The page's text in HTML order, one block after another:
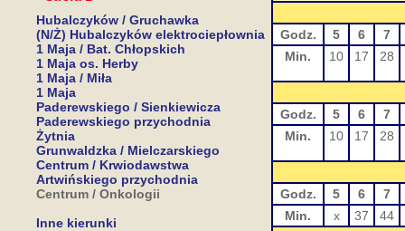
Hubalczyków / Gruchawka
(N/Ż) Hubalczyków elektrociepłownia
1 Maja / Bat. Chłopskich
1 Maja os. Herby
1 Maja / Miła
1 Maja
Paderewskiego / Sienkiewicza
Paderewskiego przychodnia
Żytnia
Grunwaldzka / Mielczarskiego
Centrum / Krwiodawstwa
Artwińskiego przychodnia
Centrum / Onkologii
Inne kierunki
Godz. 5 6
7
Min.
10 17 28
Godz. 5 6
7
Min.
10 17 28
Godz. 5 6
7
Min.
x 37 44